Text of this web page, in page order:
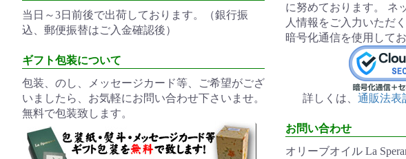
当日～3日前後で出荷しております。（銀行振
込、郵便振替はご入金確認後）
ギフト包装について
包装、のし、メッセージカード等、ご希望がござ
いましたら、お気軽にお問い合わせ下さいませ。
無料で包装致します。
に努めております。 ネ
人情報をご入力いただ
暗号化通信を使用してお
詳しくは、 通販法表
お問い合わせ
オリーブオイル La